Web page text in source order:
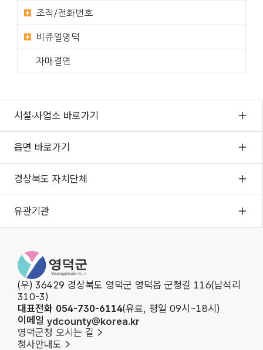
조직/전화번호
비쥬얼영덕
자매결연
시설·사업소 바로가기
읍면 바로가기
경상북도 자치단체
유관기관
영덕군청
(우) 36429 경상북도 영덕군 영덕읍 군청길 116(남석리
310-3)
대표전화 054-730-6114(유료, 평일 09시~18시)
이메일 ydcounty@korea.kr
영덕군청 오시는 길
청사안내도